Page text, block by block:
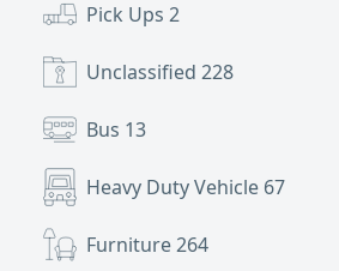
Pick Ups 2
Unclassified 228
Bus 13
Heavy Duty Vehicle 67
Furniture264